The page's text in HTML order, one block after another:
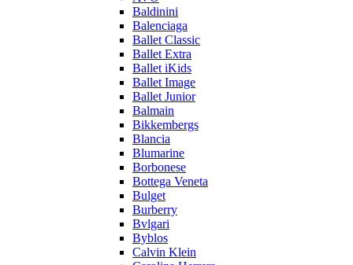
Baldinini
Balenciaga
Ballet Classic
Ballet Extra
Ballet iKids
Ballet Image
Ballet Junior
Balmain
Bikkembergs
Blancia
Blumarine
Borbonese
Bottega Veneta
Bulget
Burberry
Bvlgari
Byblos
Calvin Klein